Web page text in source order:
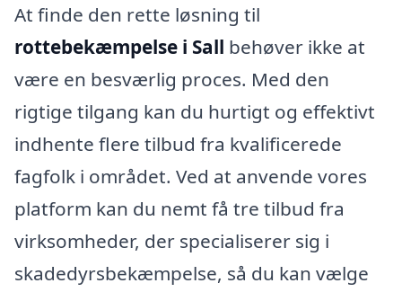
At finde den rette løsning til
rottebekæmpelse i Sall behøver ikke at
være en besværlig proces. Med den
rigtige tilgang kan du hurtigt og effektivt
indhente flere tilbud fra kvalificerede
fagfolk i området. Ved at anvende vores
platform kan du nemt få tre tilbud fra
virksomheder, der specialiserer sig i
skadedyrsbekæmpelse, så du kan vælge